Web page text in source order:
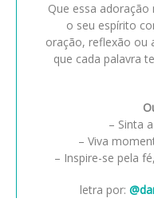
Que essa
o seu espírito
oração, reflexão ou
que cada palavra
– Sinta
– Viva
– Inspire-se pela
letra por: